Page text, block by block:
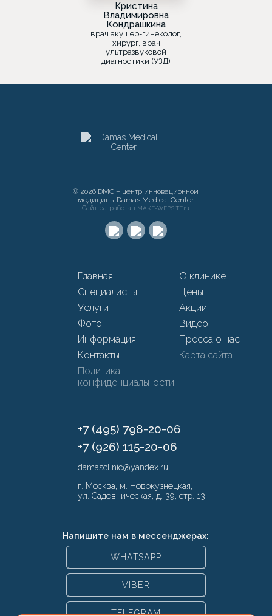
Кристина
Владимировна
Кондрашкина
врач акушер-гинеколог,
хирург, врач
ультразвуковой
диагностики (УЗД)
© 2026 DMC – центр инновационной
медицины Damas Medical Center
Сайт разработан MAKE-WEBSITE.ru
Главная
О клинике
Специалисты
Цены
Услуги
Акции
Фото
Видео
Информация
Пресса о нас
Контакты
Карта сайта
Политика
конфиденциальности
+7 (495) 798-20-06
+7 (926) 115-20-06
damasclinic@yandex.ru
г. Москва, м. Новокузнецкая,
ул. Садовническая, д. 39, стр. 13
Напишите нам в мессенджерах:
WHATSAPP
VIBER
TELEGRAM